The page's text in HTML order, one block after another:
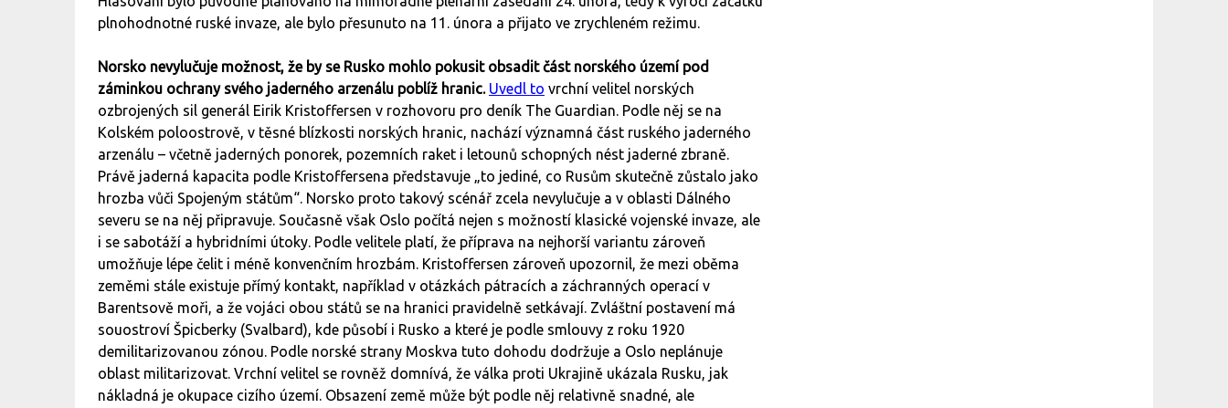
plnohodnotné ruské invaze, ale bylo přesunuto na 11. února a přijato ve zrychleném režimu.
Norsko nevylučuje možnost, že by se Rusko mohlo pokusit obsadit část norského území pod
záminkou ochrany svého jaderného arzenálu poblíž hranic. Uvedl to vrchní velitel norských
ozbrojených sil generál Eirik Kristoffersen v rozhovoru pro deník The Guardian. Podle něj se na
Kolském poloostrově, v těsné blízkosti norských hranic, nachází významná část ruského jaderného
arzenálu – včetně jaderných ponorek, pozemních raket i letounů schopných nést jaderné zbraně.
Právě jaderná kapacita podle Kristoffersena představuje „to jediné, co Rusům skutečně zůstalo jako
hrozba vůči Spojeným státům“. Norsko proto takový scénář zcela nevylučuje a v oblasti Dálného
severu se na něj připravuje. Současně však Oslo počítá nejen s možností klasické vojenské invaze, ale
i se sabotáží a hybridními útoky. Podle velitele platí, že příprava na nejhorší variantu zároveň
umožňuje lépe čelit i méně konvenčním hrozbám. Kristoffersen zároveň upozornil, že mezi oběma
zeměmi stále existuje přímý kontakt, například v otázkách pátracích a záchranných operací v
Barentsově moři, a že vojáci obou států se na hranici pravidelně setkávají. Zvláštní postavení má
souostroví Špicberky (Svalbard), kde působí i Rusko a které je podle smlouvy z roku 1920
demilitarizovanou zónou. Podle norské strany Moskva tuto dohodu dodržuje a Oslo neplánuje
oblast militarizovat. Vrchní velitel se rovněž domnívá, že válka proti Ukrajině ukázala Rusku, jak
nákladná je okupace cizího území. Obsazení země může být podle něj relativně snadné, ale